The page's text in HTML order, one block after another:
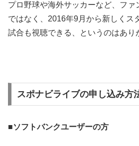
プロ野球や海外サッカーなど、ファ
ではなく、2016年9月から新しくス
試合も視聴できる、というのはあり
スポナビライブの申し込み方
■ソフトバンクユーザーの方